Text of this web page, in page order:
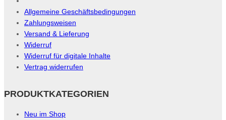
Allgemeine Geschäftsbedingungen
Zahlungsweisen
Versand & Lieferung
Widerruf
Widerruf für digitale Inhalte
Vertrag widerrufen
PRODUKTKATEGORIEN
Neu im Shop